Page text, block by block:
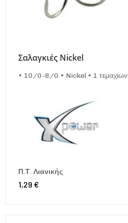
Σαλαγκιές Nickel
• 10/0-8/0 • Nickel • 1 τεμαχίων
Π.Τ. Λιανικής
1,29 €